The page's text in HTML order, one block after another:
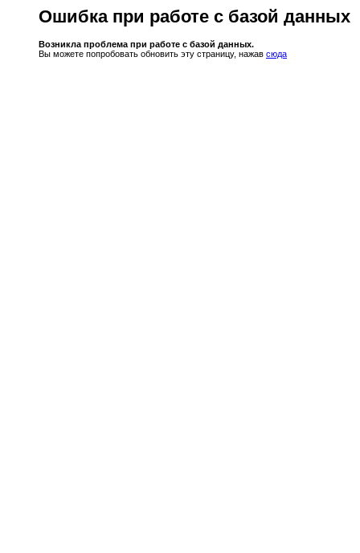
Ошибка при работе с базой данных
Возникла проблема при работе с базой данных.
Вы можете попробовать обновить эту страницу, нажав сюда